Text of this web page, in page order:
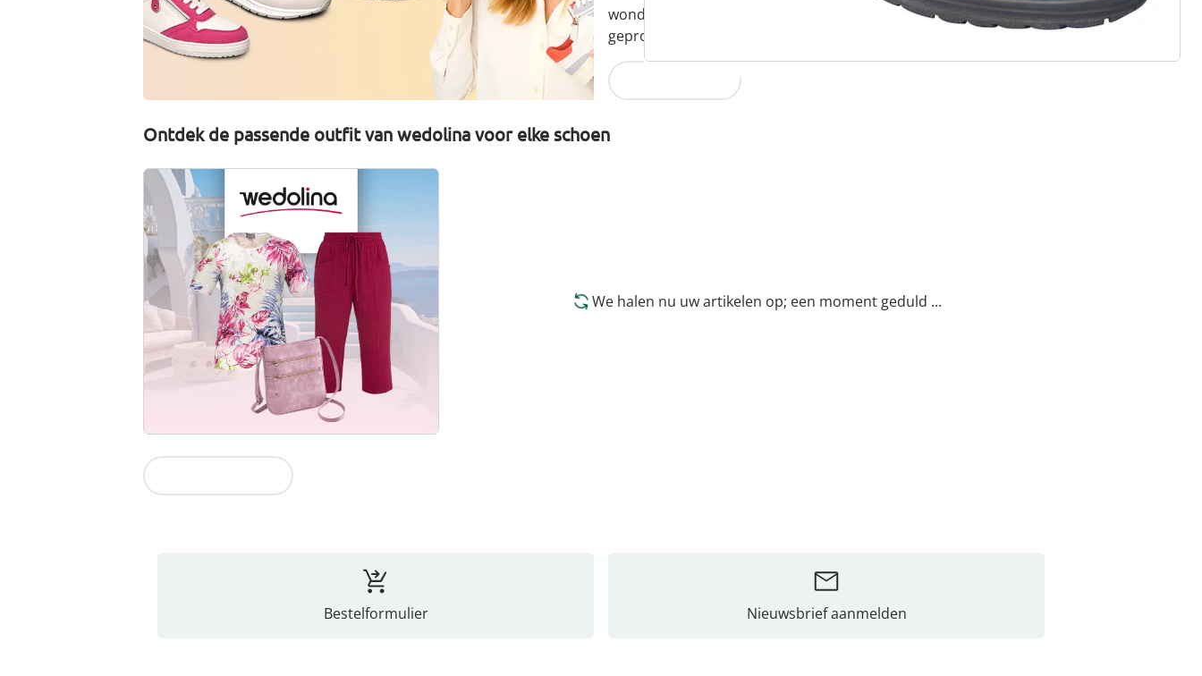
wonderwalk combineert comfort, stijl en kwaliteit - duurzaam
geproduceerd en eerlijk geprijsd.
Ontdek de passende outfit van wedolina voor elke schoen
We halen nu uw artikelen op; een moment geduld ...
Bestelformulier Nieuwsbrief aanmelden